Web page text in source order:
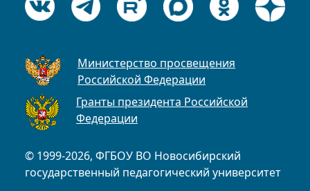
© 1999-2026, ФГБОУ ВО Новосибирский
государственный педагогический университет
Министерство просвещения
Российской Федерации
Гранты президента Российской
Федерации